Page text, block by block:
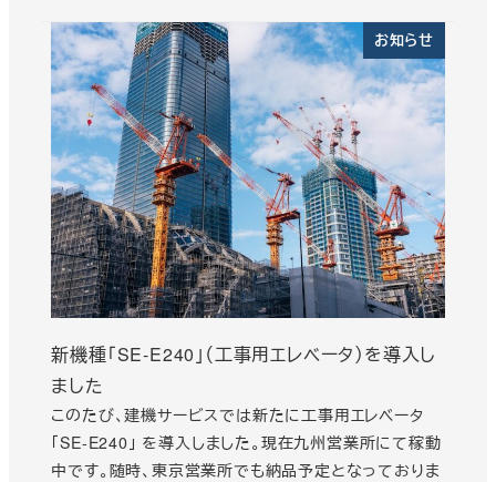
お知らせ
新機種「SE-E240」（工事用エレベータ）を導入し
ました
このたび、建機サービスでは新たに工事用エレベータ
「SE-E240」 を導入しました。現在九州営業所にて稼動
中です。随時、東京営業所でも納品予定となっておりま